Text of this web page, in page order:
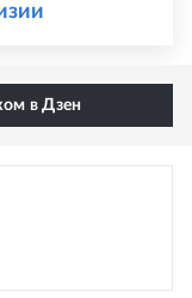
в Дзен